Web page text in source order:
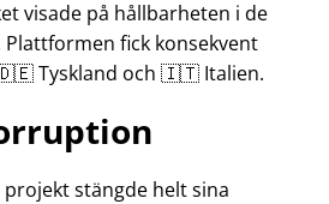
visade på hållbarheten i de
Plattformen fick konsekvent
Tyskland och 🇮🇹 Italien.
stängde helt sina